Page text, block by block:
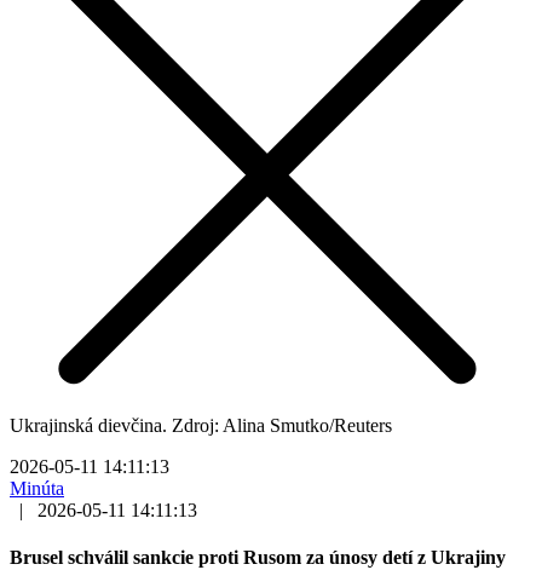
Ukrajinská dievčina. Zdroj: Alina Smutko/Reuters
2026-05-11 14:11:13
Minúta
|
2026-05-11 14:11:13
Brusel schválil sankcie proti Rusom za únosy detí z Ukrajiny